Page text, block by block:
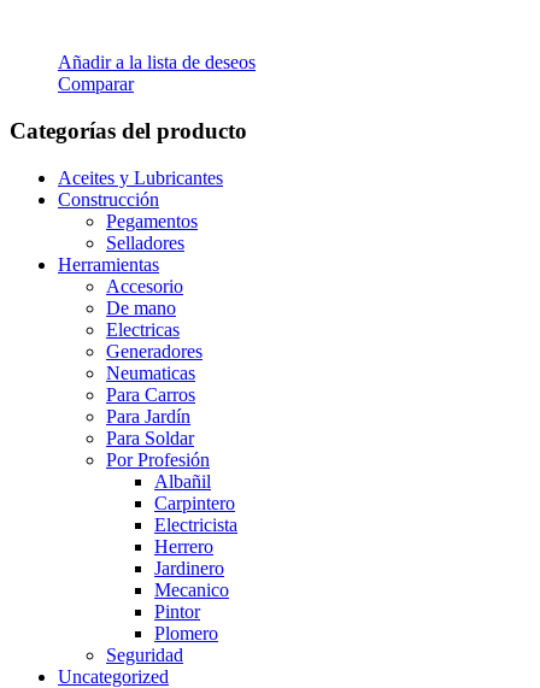
Añadir a la lista de deseos
Comparar
Categorías del producto
Aceites y Lubricantes
Construcción
Pegamentos
Selladores
Herramientas
Accesorio
De mano
Electricas
Generadores
Neumaticas
Para Carros
Para Jardín
Para Soldar
Por Profesión
Albañil
Carpintero
Electricista
Herrero
Jardinero
Mecanico
Pintor
Plomero
Seguridad
Uncategorized